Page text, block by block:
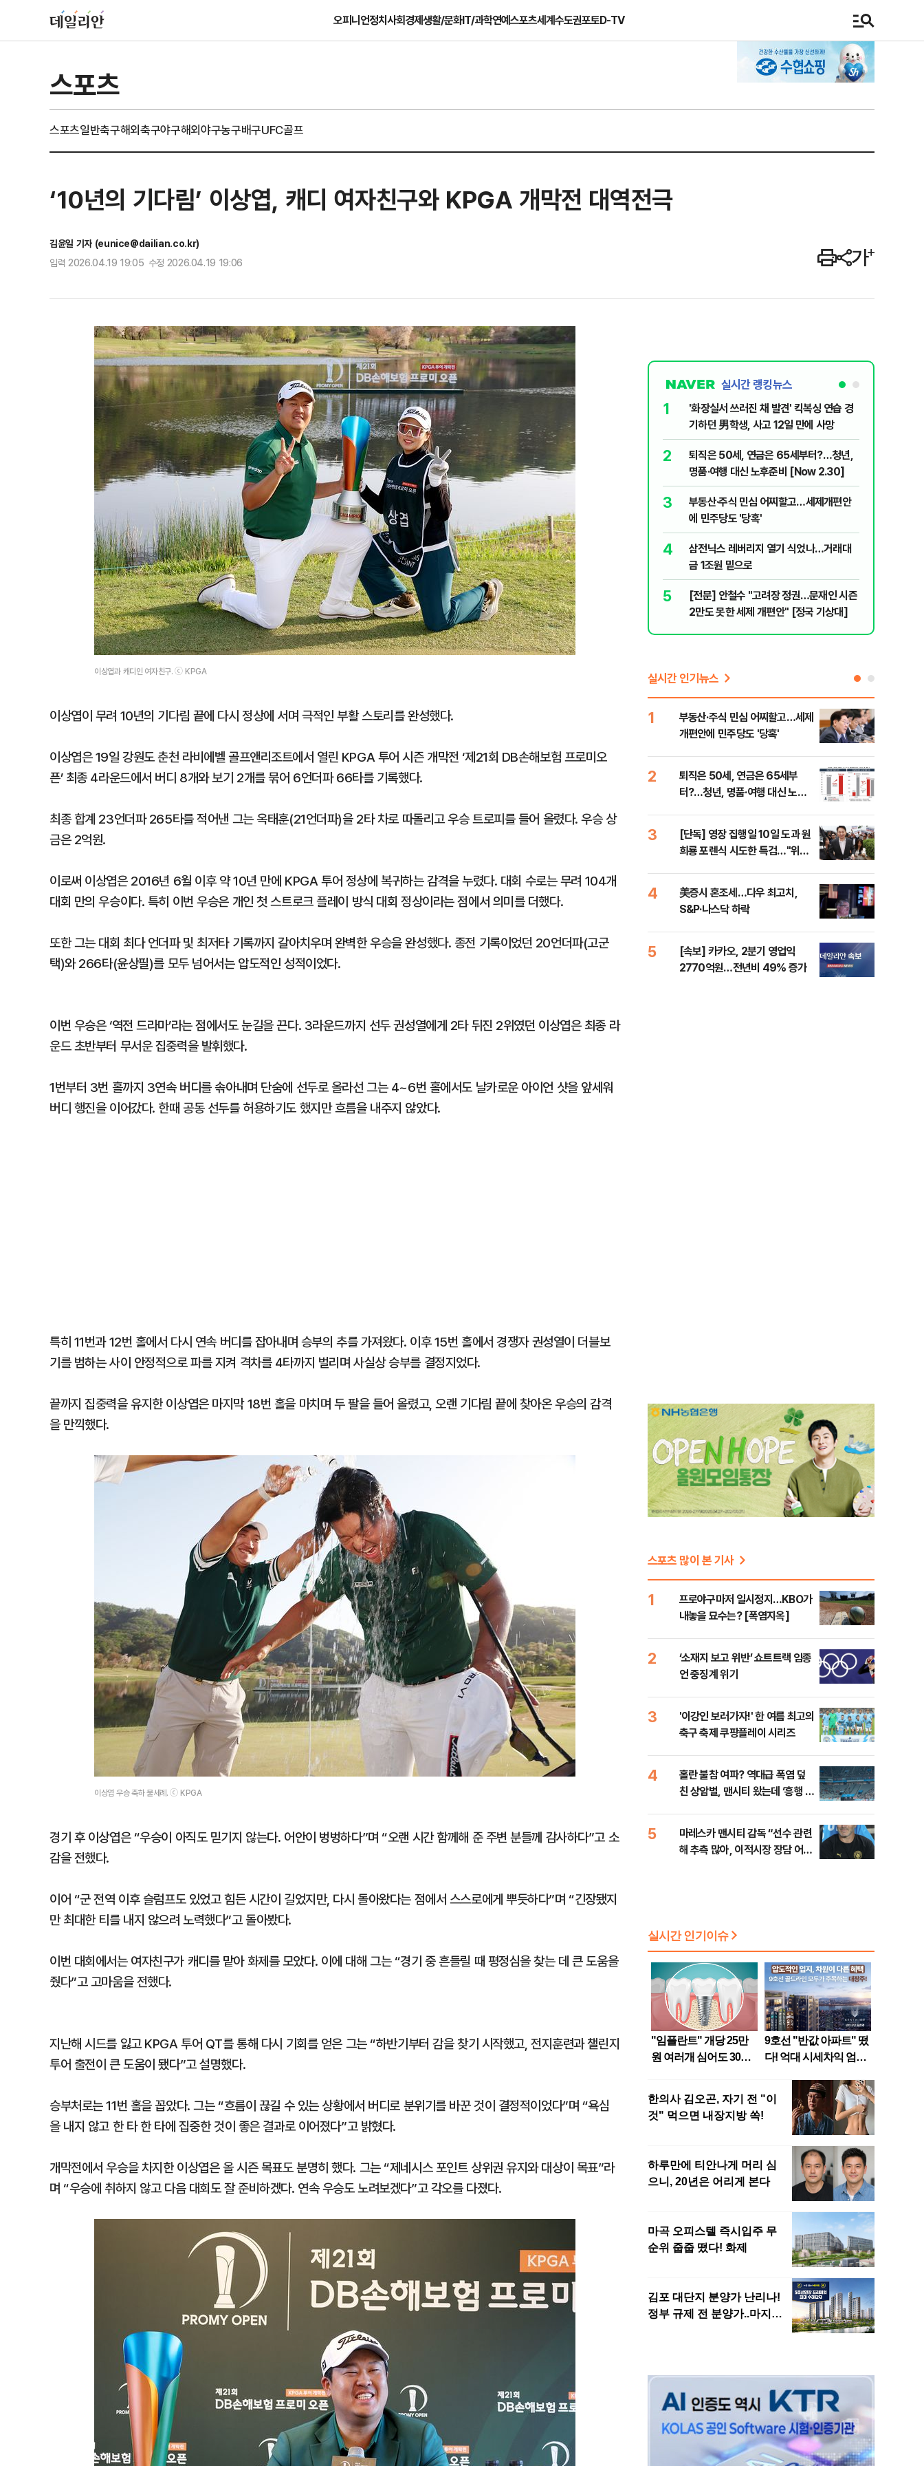
오피니언정치사회경제생활/문화IT/과학연예스포츠세계수도권포토D-TV
스포츠
스포츠일반축구해외축구야구해외야구농구배구UFC골프
‘10년의 기다림’ 이상엽, 캐디 여자친구와 KPGA 개막전 대역전극
김윤일 기자 (eunice@dailian.co.kr)
입력 2026.04.19 19:05 수정 2026.04.19 19:06
이상엽과 캐디인 여자친구. ⓒ KPGA
이상엽이 무려 10년의 기다림 끝에 다시 정상에 서며 극적인 부활 스토리를 완성했다.
이상엽은 19일 강원도 춘천 라비에벨 골프앤리조트에서 열린 KPGA 투어 시즌 개막전 ‘제21회 DB손해보험 프로미오
픈’ 최종 4라운드에서 버디 8개와 보기 2개를 묶어 6언더파 66타를 기록했다.
최종 합계 23언더파 265타를 적어낸 그는 옥태훈(21언더파)을 2타 차로 따돌리고 우승 트로피를 들어 올렸다. 우승 상
금은 2억원.
이로써 이상엽은 2016년 6월 이후 약 10년 만에 KPGA 투어 정상에 복귀하는 감격을 누렸다. 대회 수로는 무려 104개
대회 만의 우승이다. 특히 이번 우승은 개인 첫 스트로크 플레이 방식 대회 정상이라는 점에서 의미를 더했다.
또한 그는 대회 최다 언더파 및 최저타 기록까지 갈아치우며 완벽한 우승을 완성했다. 종전 기록이었던 20언더파(고군
택)와 266타(윤상필)를 모두 넘어서는 압도적인 성적이었다.
이번 우승은 ‘역전 드라마’라는 점에서도 눈길을 끈다. 3라운드까지 선두 권성열에게 2타 뒤진 2위였던 이상엽은 최종 라
운드 초반부터 무서운 집중력을 발휘했다.
1번부터 3번 홀까지 3연속 버디를 솎아내며 단숨에 선두로 올라선 그는 4~6번 홀에서도 날카로운 아이언 샷을 앞세워
버디 행진을 이어갔다. 한때 공동 선두를 허용하기도 했지만 흐름을 내주지 않았다.
특히 11번과 12번 홀에서 다시 연속 버디를 잡아내며 승부의 추를 가져왔다. 이후 15번 홀에서 경쟁자 권성열이 더블보
기를 범하는 사이 안정적으로 파를 지켜 격차를 4타까지 벌리며 사실상 승부를 결정지었다.
끝까지 집중력을 유지한 이상엽은 마지막 18번 홀을 마치며 두 팔을 들어 올렸고, 오랜 기다림 끝에 찾아온 우승의 감격
을 만끽했다.
이상엽 우승 축하 물세례. ⓒ KPGA
경기 후 이상엽은 “우승이 아직도 믿기지 않는다. 어안이 벙벙하다”며 “오랜 시간 함께해 준 주변 분들께 감사하다”고 소
감을 전했다.
이어 “군 전역 이후 슬럼프도 있었고 힘든 시간이 길었지만, 다시 돌아왔다는 점에서 스스로에게 뿌듯하다”며 “긴장됐지
만 최대한 티를 내지 않으려 노력했다”고 돌아봤다.
이번 대회에서는 여자친구가 캐디를 맡아 화제를 모았다. 이에 대해 그는 “경기 중 흔들릴 때 평정심을 찾는 데 큰 도움을
줬다”고 고마움을 전했다.
지난해 시드를 잃고 KPGA 투어 QT를 통해 다시 기회를 얻은 그는 “하반기부터 감을 찾기 시작했고, 전지훈련과 챌린지
투어 출전이 큰 도움이 됐다”고 설명했다.
승부처로는 11번 홀을 꼽았다. 그는 “흐름이 끊길 수 있는 상황에서 버디로 분위기를 바꾼 것이 결정적이었다”며 “욕심
을 내지 않고 한 타 한 타에 집중한 것이 좋은 결과로 이어졌다”고 밝혔다.
개막전에서 우승을 차지한 이상엽은 올 시즌 목표도 분명히 했다. 그는 “제네시스 포인트 상위권 유지와 대상이 목표”라
며 “우승에 취하지 않고 다음 대회도 잘 준비하겠다. 연속 우승도 노려보겠다”고 각오를 다졌다.
실시간 랭킹뉴스
1
'화장실서 쓰러진 채 발견' 킥복싱 연습 경
기하던 男학생, 사고 12일 만에 사망
2
퇴직은 50세, 연금은 65세부터?…청년,
명품·여행 대신 노후준비 [Now 2.30]
3
부동산·주식 민심 어찌할고…세제개편안
에 민주당도 '당혹'
4
삼전닉스 레버리지 열기 식었나…거래대
금 1조원 밑으로
5
[전문] 안철수 "고려장 정권…문재인 시즌
2만도 못한 세제 개편안" [정국 기상대]
실시간 인기뉴스
1
부동산·주식 민심 어찌할고…세제
개편안에 민주당도 '당혹'
2
퇴직은 50세, 연금은 65세부
터?…청년, 명품·여행 대신 노후
3
[단독] 영장 집행일 10일 도과 원
희룡 포렌식 시도한 특검…"위법
4
美증시 혼조세…다우 최고치,
S&P·나스닥 하락
5
[속보] 카카오, 2분기 영업익
2770억원…전년비 49% 증가
스포츠 많이 본 기사
1
프로야구마저 일시정지…KBO가
내놓을 묘수는? [폭염지옥]
2
‘소재지 보고 위반’ 쇼트트랙 임종
언 중징계 위기
3
'이강인 보러가자!' 한 여름 최고의
축구 축제 쿠팡플레이 시리즈
4
홀란 불참 여파? 역대급 폭염 덮
친 상암벌, 맨시티 왔는데 ‘흥행 저
5
마레스카 맨시티 감독 “선수 관련
해 추측 많아, 이적시장 장담 어려